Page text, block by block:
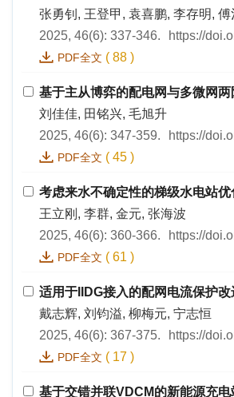
张勇钊, 王登甲, 袁喜鹏, 李存明,
2025, 46(6): 337-346.
https://
PDF全文 ( 88 )
基于主从博弈的配电网与多微网
刘佳佳, 田铭兴, 毛旭升
2025, 46(6): 347-359.
https://
PDF全文 ( 45 )
考虑来水不确定性的梯级水电站优
王立刚, 李群, 金元, 张海波
2025, 46(6): 360-366.
https://
PDF全文 ( 61 )
适用于IIDG接入的配网电流保护
戴志辉, 刘钧溢, 柳梅元, 宁志恒
2025, 46(6): 367-375.
https://
PDF全文 ( 17 )
基于交错并联VDCM的新能源充